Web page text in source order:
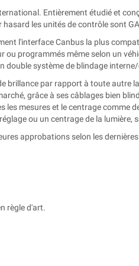
Entièrement étudié et
les unités de contrôle sont
l'interface Canbus la plus
programmés même selon un
système de blindage
brillance par rapport à toute autre
grâce à ses câblages bien
mesures et le centrage
ou un centrage de la lumière,
approbations selon les
règle d'art.